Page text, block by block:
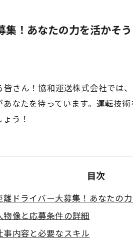
！あなたの力を活かそう
さん！協和運送株式会社では
なたを待っています。運転技
う！
目次
離ドライバー大募集！あなたの
物像と応募条件の詳細
事内容と必要なスキル